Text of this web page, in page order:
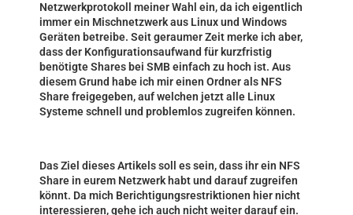
Netzwerkprotokoll meiner Wahl ein, da ich eigentlich
immer ein Mischnetzwerk aus Linux und Windows
Geräten betreibe. Seit geraumer Zeit merke ich aber,
dass der Konfigurationsaufwand für kurzfristig
benötigte Shares bei SMB einfach zu hoch ist. Aus
diesem Grund habe ich mir einen Ordner als NFS
Share freigegeben, auf welchen jetzt alle Linux
Systeme schnell und problemlos zugreifen können.
Das Ziel dieses Artikels soll es sein, dass ihr ein NFS
Share in eurem Netzwerk habt und darauf zugreifen
könnt. Da mich Berichtigungsrestriktionen hier nicht
interessieren, gehe ich auch nicht weiter darauf ein.